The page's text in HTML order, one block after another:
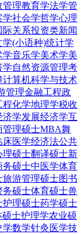
管理教育学法学管
学社会学哲学心理
际关系投资类新闻
学(小语种)统计学
学音乐学美术学美
学自然资源管理考
计算机科学与技术
管理金融工程政
程化学地理学税收
济学发展经济学互
管理硕士MBA舞
床医学经济法公共
理硕士翻译硕士新
务硕士中医学体育
旅游管理硕士图书
务硕士体育硕士兽
护理硕士药学硕士
硕士护理学农业硕
学数学针灸 医学技